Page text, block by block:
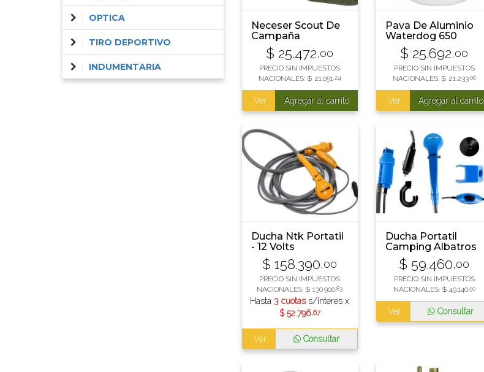
Neceser Scout De
Campaña
$ 25.472,00
PRECIO SIN IMPUESTOS
NACIONALES: $ 21.051 ,24
Ver Agregar al carrito
Pava De Aluminio
Waterdog 650
Cm3
$ 25.692,00
PRECIO SIN IMPUESTOS
NACIONALES: $ 21.233,06
Ver Agregar al carrito
Ducha Ntk Portatil
- 12 Volts
$ 158.390,00
PRECIO SIN IMPUESTOS
NACIONALES: $ 130.900,83
Hasta 3 cuotass/interes x
$ 52.796,67
Ver Consultar
Ducha Portatil
Camping Albatros
$ 59.460,00
PRECIO SIN IMPUESTOS
NACIONALES: $ 49.140,50
Ver Consultar
OPTICA
TIRO DEPORTIVO
INDUMENTARIA